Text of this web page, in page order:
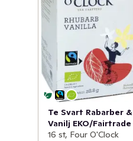
Te Svart Rabarber &
Vanilj EKO/Fairtrade
16 st, Four O'Clock